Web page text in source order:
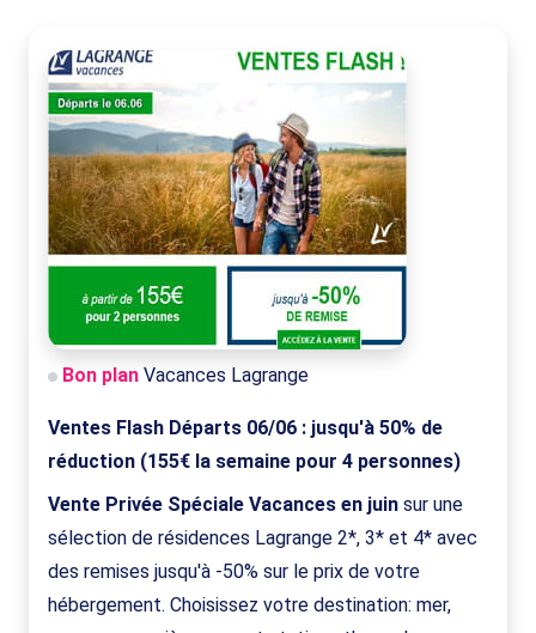
Bon plan Vacances Lagrange
Ventes Flash Départs 06/06 : jusqu'à 50% de
réduction (155€ la semaine pour 4 personnes)
Vente Privée Spéciale Vacances en juin sur une
sélection de résidences Lagrange 2*, 3* et 4* avec
des remises jusqu'à -50% sur le prix de votre
hébergement. Choisissez votre destination: mer,